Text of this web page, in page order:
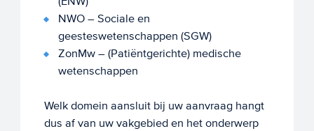
NWO – Sociale en
geesteswetenschappen (SGW)
ZonMw – (Patiëntgerichte) medische
wetenschappen
Welk domein aansluit bij uw aanvraag hangt
dus af van uw vakgebied en het onderwerp